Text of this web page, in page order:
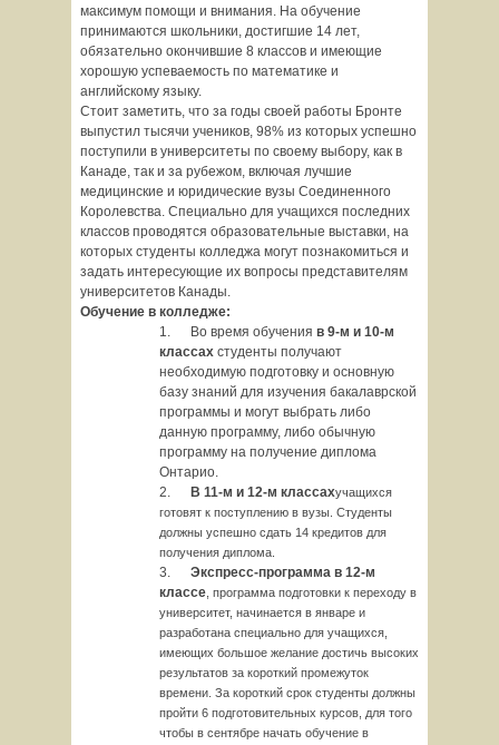
максимум помощи и внимания. На обучение
принимаются школьники, достигшие 14 лет,
обязательно окончившие 8 классов и имеющие
хорошую успеваемость по математике и
английскому языку.
Стоит заметить, что за годы своей работы Бронте
выпустил тысячи учеников, 98% из которых успешно
поступили в университеты по своему выбору, как в
Канаде, так и за рубежом, включая лучшие
медицинские и юридические вузы Соединенного
Королевства. Специально для учащихся последних
классов проводятся образовательные выставки, на
которых студенты колледжа могут познакомиться и
задать интересующие их вопросы представителям
университетов Канады.
Обучение в колледже:
1. Во время обучения в 9-м и 10-м
классах студенты получают
необходимую подготовку и основную
базу знаний для изучения бакалаврской
программы и могут выбрать либо
данную программу, либо обычную
программу на получение диплома
Онтарио.
2.
В 11-м и 12-м классахучащихся
готовят к поступлению в вузы. Студенты
должны успешно сдать 14 кредитов для
получения диплома.
3. Экспресс-программа в 12-м
классе , программа подготовки к переходу в
университет, начинается в январе и
разработана специально для учащихся,
имеющих большое желание достичь высоких
результатов за короткий промежуток
времени. За короткий срок студенты должны
пройти 6 подготовительных курсов, для того
чтобы в сентябре начать обучение в